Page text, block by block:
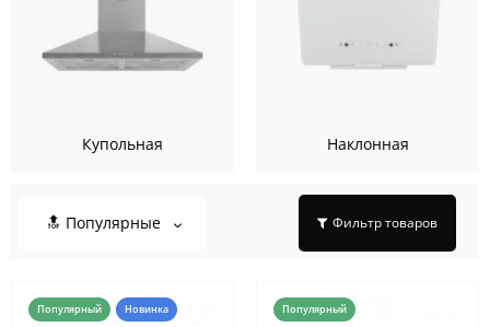
Купольная Наклонная
🔝 Популярные Фильтр товаров
Популярный Новинка Популярный